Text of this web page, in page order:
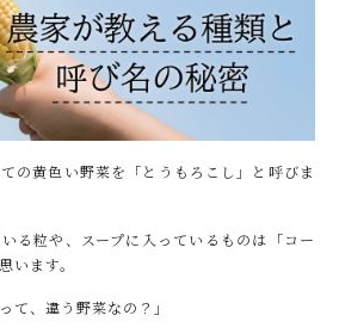
お問い合わせ
の黄色い野菜を「とうもろこし」と呼びま
る粒や、スープに入っているものは「コー
います。
て、違う野菜なの？」